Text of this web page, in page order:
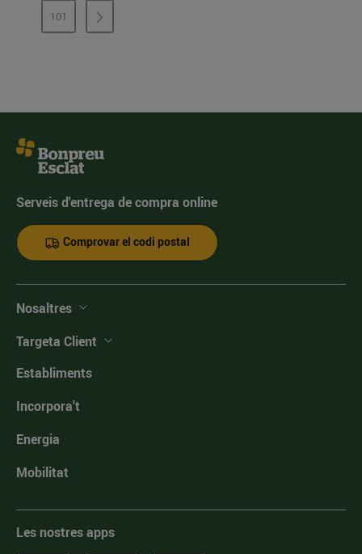
PÀGINA
101
Serveis d'entrega de compra online
Comprovar el codi postal
Nosaltres
Targeta Client
Establiments
Incorpora't
Energia
Mobilitat
Les nostres apps